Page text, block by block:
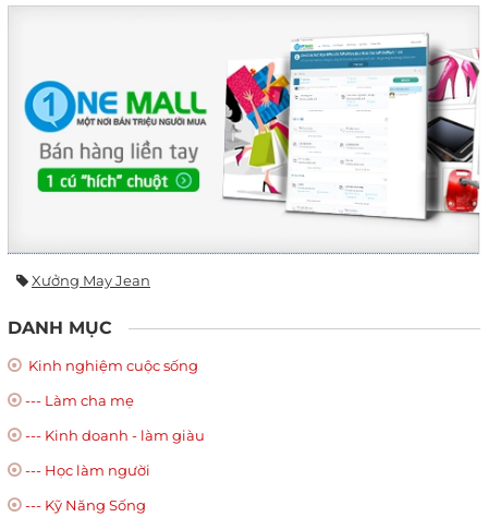
Xưởng May Jean
DANH MỤC
Kinh nghiệm cuộc sống
--- Làm cha mẹ
--- Kinh doanh - làm giàu
--- Học làm người
--- Kỹ Năng Sống